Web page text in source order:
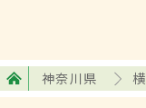
神奈川県